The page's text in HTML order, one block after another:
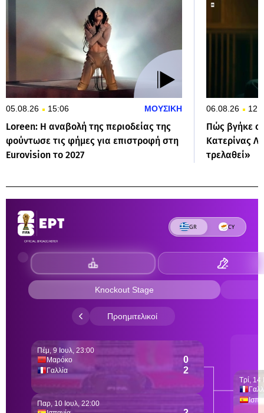
05.08.26 15:06 ΜΟΥΣΙΚΗ
Loreen: Η αναβολή της περιοδείας της
φούντωσε τις φήμες για επιστροφή στη
Eurovision το 2027
06.08.26
Πώς βγήκε ο
Κατερίνας
τρελαθεί»